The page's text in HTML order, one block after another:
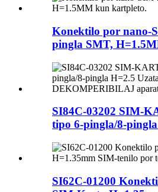
Konektilo por nano-
pingla SMT,
SI84C-03202 SIM-
tipo 6-pingla/8-
SI62C-01200